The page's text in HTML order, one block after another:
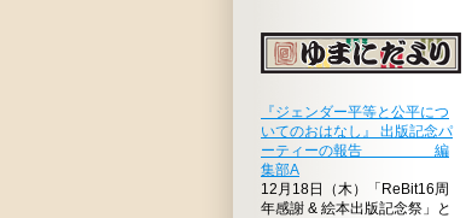
『ジェンダー平等と公平につ
いてのおはなし』 出版記念パ
ーティーの報告 編
集部A
12月18日（木）「ReBit16周
年感謝 & 絵本出版記念祭」と